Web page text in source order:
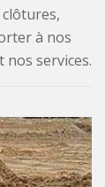
à nos
services.